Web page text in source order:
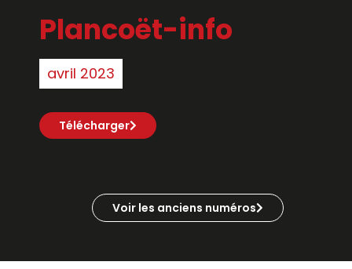
Plancoët-info
avril 2023
Télécharger
Voir les anciens numéros